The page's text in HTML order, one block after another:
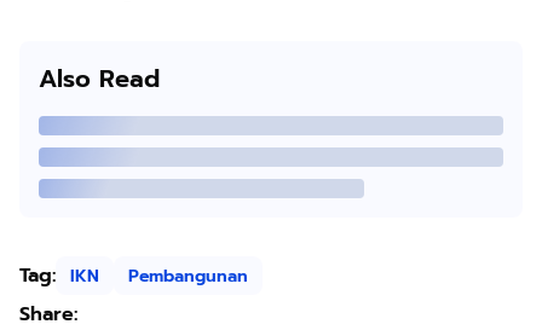
Also Read
Tag: IKN Pembangunan
Share: